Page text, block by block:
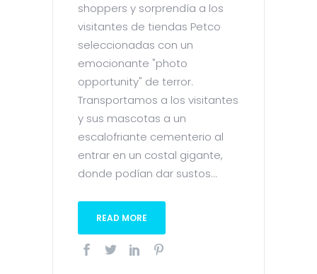
shoppers y sorprendía a los
visitantes de tiendas Petco
seleccionadas con un
emocionante "photo
opportunity" de terror.
Transportamos a los visitantes
y sus mascotas a un
escalofriante cementerio al
entrar en un costal gigante,
donde podían dar sustos...
READ MORE